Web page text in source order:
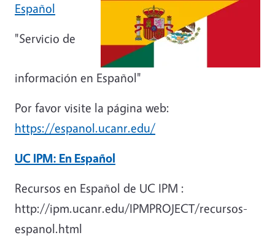
Español
"Servicio de
información en Español"
Por favor visite la página web:
https://espanol.ucanr.edu/
UC IPM: En Español
Recursos en Español de UC IPM :
http://ipm.ucanr.edu/IPMPROJECT/recursos-
espanol.html